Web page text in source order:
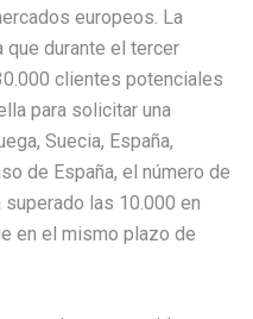
europeos. La
que durante el tercer
clientes potenciales
para solicitar una
Suecia, España,
de España, el número de
las 10.000 en
en el mismo plazo de